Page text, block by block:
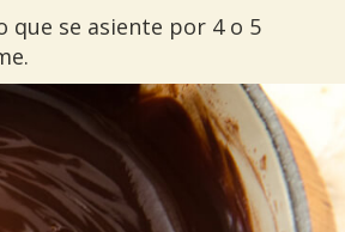
que se asiente por 4 o 5